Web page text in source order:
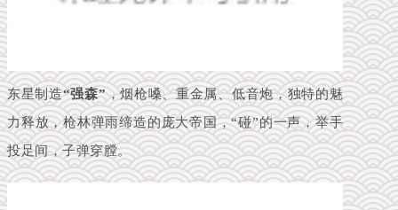
东星制造“强森”，烟枪嗓、重金属、低音炮，独特的魅
力释放，枪林弹雨缔造的庞大帝国，“碰”的一声，举手
投足间，子弹穿膛。